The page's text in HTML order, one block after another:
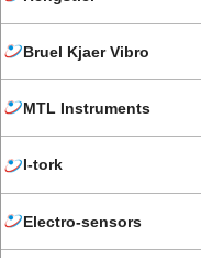
Bruel Kjaer Vibro
MTL Instruments
I-tork
Electro-sensors